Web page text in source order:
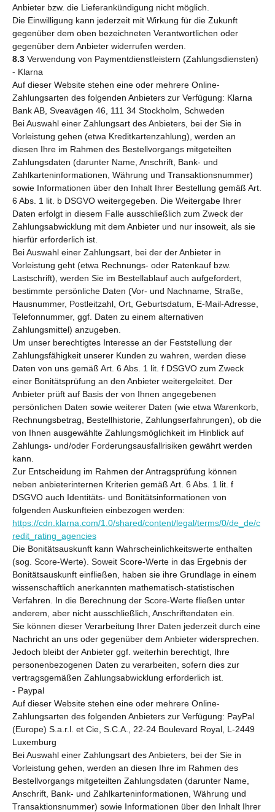
Anbieter bzw. die Lieferankündigung nicht möglich.
Die Einwilligung kann jederzeit mit Wirkung für die Zukunft
gegenüber dem oben bezeichneten Verantwortlichen oder
gegenüber dem Anbieter widerrufen werden.
8.3 Verwendung von Paymentdienstleistern (Zahlungsdiensten)
- Klarna
Auf dieser Website stehen eine oder mehrere Online-
Zahlungsarten des folgenden Anbieters zur Verfügung: Klarna
Bank AB, Sveavägen 46, 111 34 Stockholm, Schweden
Bei Auswahl einer Zahlungsart des Anbieters, bei der Sie in
Vorleistung gehen (etwa Kreditkartenzahlung), werden an
diesen Ihre im Rahmen des Bestellvorgangs mitgeteilten
Zahlungsdaten (darunter Name, Anschrift, Bank- und
Zahlkarteninformationen, Währung und Transaktionsnummer)
sowie Informationen über den Inhalt Ihrer Bestellung gemäß Art.
6 Abs. 1 lit. b DSGVO weitergegeben. Die Weitergabe Ihrer
Daten erfolgt in diesem Falle ausschließlich zum Zweck der
Zahlungsabwicklung mit dem Anbieter und nur insoweit, als sie
hierfür erforderlich ist.
Bei Auswahl einer Zahlungsart, bei der der Anbieter in
Vorleistung geht (etwa Rechnungs- oder Ratenkauf bzw.
Lastschrift), werden Sie im Bestellablauf auch aufgefordert,
bestimmte persönliche Daten (Vor- und Nachname, Straße,
Hausnummer, Postleitzahl, Ort, Geburtsdatum, E-Mail-Adresse,
Telefonnummer, ggf. Daten zu einem alternativen
Zahlungsmittel) anzugeben.
Um unser berechtigtes Interesse an der Feststellung der
Zahlungsfähigkeit unserer Kunden zu wahren, werden diese
Daten von uns gemäß Art. 6 Abs. 1 lit. f DSGVO zum Zweck
einer Bonitätsprüfung an den Anbieter weitergeleitet. Der
Anbieter prüft auf Basis der von Ihnen angegebenen
persönlichen Daten sowie weiterer Daten (wie etwa Warenkorb,
Rechnungsbetrag, Bestellhistorie, Zahlungserfahrungen), ob die
von Ihnen ausgewählte Zahlungsmöglichkeit im Hinblick auf
Zahlungs- und/oder Forderungsausfallrisiken gewährt werden
kann.
Zur Entscheidung im Rahmen der Antragsprüfung können
neben anbieterinternen Kriterien gemäß Art. 6 Abs. 1 lit. f
DSGVO auch Identitäts- und Bonitätsinformationen von
folgenden Auskunfteien einbezogen werden:
https://cdn.klarna.com/1.0/shared/content/legal/terms/0/de_de/c
redit_rating_agencies
Die Bonitätsauskunft kann Wahrscheinlichkeitswerte enthalten
(sog. Score-Werte). Soweit Score-Werte in das Ergebnis der
Bonitätsauskunft einfließen, haben sie ihre Grundlage in einem
wissenschaftlich anerkannten mathematisch-statistischen
Verfahren. In die Berechnung der Score-Werte fließen unter
anderem, aber nicht ausschließlich, Anschriftendaten ein.
Sie können dieser Verarbeitung Ihrer Daten jederzeit durch eine
Nachricht an uns oder gegenüber dem Anbieter widersprechen.
Jedoch bleibt der Anbieter ggf. weiterhin berechtigt, Ihre
personenbezogenen Daten zu verarbeiten, sofern dies zur
vertragsgemäßen Zahlungsabwicklung erforderlich ist.
- Paypal
Auf dieser Website stehen eine oder mehrere Online-
Zahlungsarten des folgenden Anbieters zur Verfügung: PayPal
(Europe) S.a.r.l. et Cie, S.C.A., 22-24 Boulevard Royal, L-2449
Luxemburg
Bei Auswahl einer Zahlungsart des Anbieters, bei der Sie in
Vorleistung gehen, werden an diesen Ihre im Rahmen des
Bestellvorgangs mitgeteilten Zahlungsdaten (darunter Name,
Anschrift, Bank- und Zahlkarteninformationen, Währung und
Transaktionsnummer) sowie Informationen über den Inhalt Ihrer